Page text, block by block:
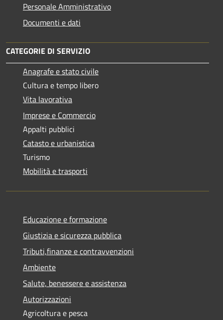
Personale Amministrativo
Documenti e dati
CATEGORIE DI SERVIZIO
Anagrafe e stato civile
Cultura e tempo libero
Vita lavorativa
Imprese e Commercio
Appalti pubblici
Catasto e urbanistica
Turismo
Mobilità e trasporti
Educazione e formazione
Giustizia e sicurezza pubblica
Tributi,finanze e contravvenzioni
Ambiente
Salute, benessere e assistenza
Autorizzazioni
Agricoltura e pesca